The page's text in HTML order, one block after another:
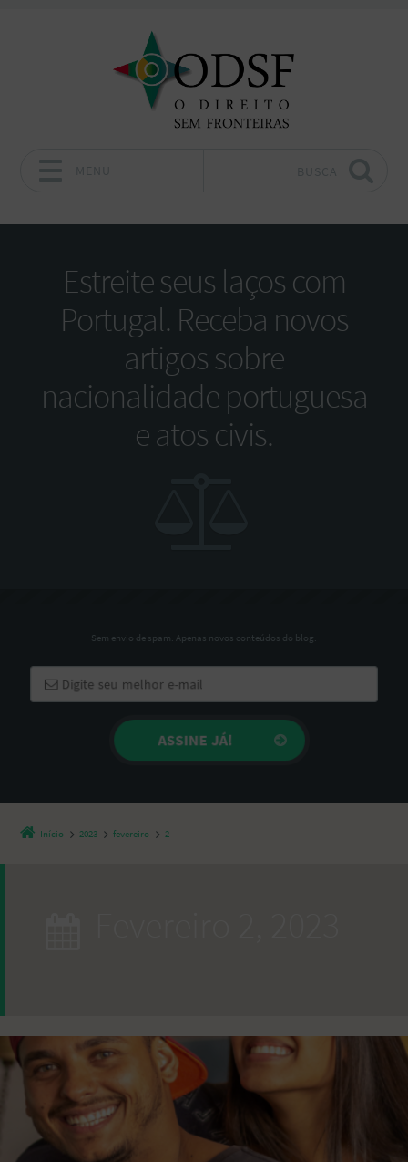
Estreite seus laços com
Portugal. Receba novos
artigos sobre
nacionalidade portuguesa
e atos civis.
Sem envio de spam. Apenas novos conteúdos do blog.
Início 2023 fevereiro 2